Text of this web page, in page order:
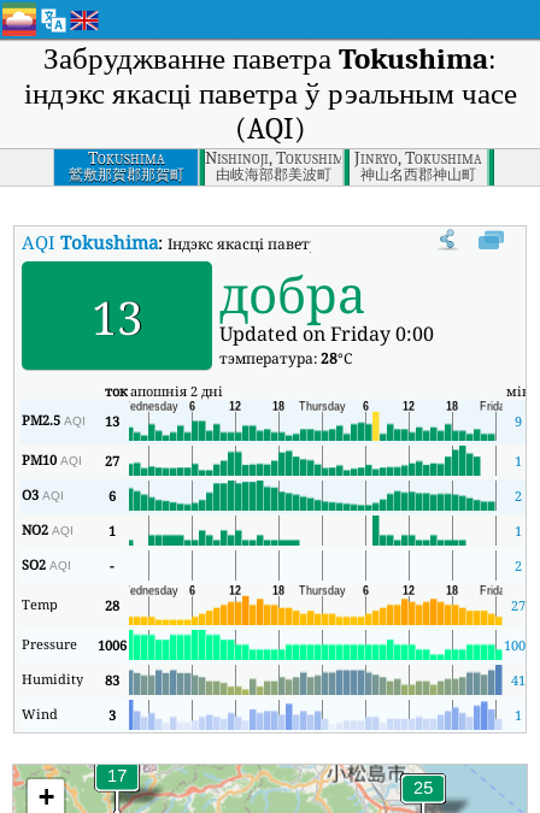
Забруджванне паветра Tokushima:
індэкс якасці паветра ў рэальным часе
(AQI)
Tokushima
鷲敷那賀郡那賀町
Nishinoji, Tokushima
由岐海部郡美波町
Jinryo, Tokushima
神山名西郡神山町
AQITokushima:Індэкс якасці паветра Tokushima у рэальным часе
13 добра
Updated on Friday 0:00
тэмпература:28°C
токапошнія 2 дні мін
PM2.5AQI 13 9
PM10AQI 27
1
O3AQI 6
2
NO2AQI 1
1
SO2AQI - 2
Temp 28 27
Pressure 1006 1005
Humidity
83
41
Wind
3 1
+